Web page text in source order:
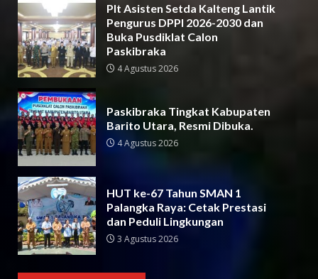
Plt Asisten Setda Kalteng Lantik
Pengurus DPPI 2026-2030 dan
Buka Pusdiklat Calon
Paskibraka
4 Agustus 2026
Paskibraka Tingkat Kabupaten
Barito Utara, Resmi Dibuka.
4 Agustus 2026
HUT ke-67 Tahun SMAN 1
Palangka Raya: Cetak Prestasi
dan Peduli Lingkungan
3 Agustus 2026